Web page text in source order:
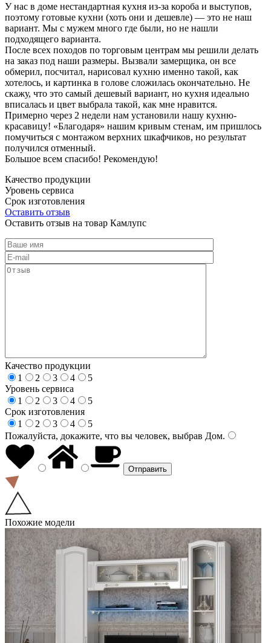
У нас в доме нестандартная кухня из-за короба и выступов,
поэтому готовые кухни (хоть они и дешевле) — это не наш
вариант. Мы с мужем много где были, но не нашли
подходящего варианта.
После всех походов по торговым центрам мы решили делать
на заказ под наши размеры. Вызвали замерщика, он все
обмерил, посчитал, нарисовал кухню именно такой, как
хотелось, и картинка в голове сложилась окончательно. Не
скажу, что это самый дешевый вариант, но кухня идеально
вписалась и цвет выбрала такой, как мне нравится.
Примерно через 2 недели нам установили нашу кухню-
красавицу! «Благодаря» нашим кривым стенам, им пришлось
помучиться с монтажом верхних шкафчиков, но результат
получился отменный.
Большое всем спасибо! Рекомендую!
Качество продукции
Уровень сервиса
Срок изготовления
Оставить отзыв
Оставить отзыв на товар Камлупс
Качество продукции
1
2 3 4
5
Уровень сервиса
1
2 3 4
5
Срок изготовления
1
2 3 4
5
Пожалуйста, докажите, что вы человек, выбрав Дом.
Похожие модели